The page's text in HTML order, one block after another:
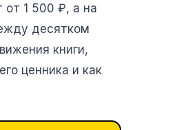
от 1 500 ₽, а на
десятком
книги,
ценника и как